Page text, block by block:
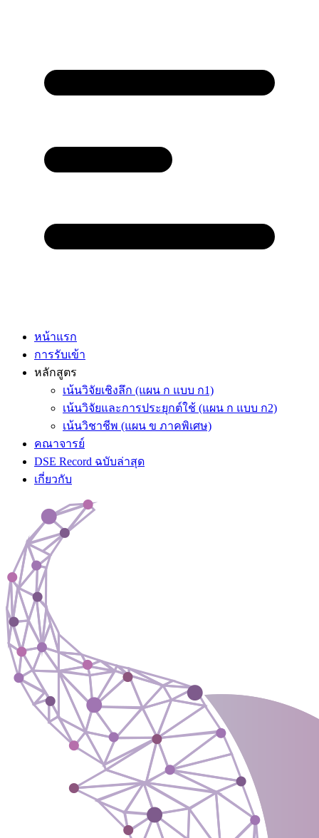
หน้าแรก
การรับเข้า
หลักสูตร
เน้นวิจัยเชิงลึก (แผน ก แบบ ก1)
เน้นวิจัยและการประยุกต์ใช้ (แผน ก แบบ ก2)
เน้นวิชาชีพ (แผน ข ภาคพิเศษ)
คณาจารย์
DSE Record ฉบับล่าสุด
เกี่ยวกับ